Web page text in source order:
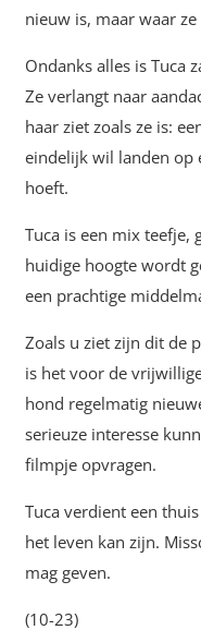
nieuw is, maar waar ze
Ondanks alles is Tuca
Ze verlangt naar
haar ziet zoals ze is:
eindelijk wil landen op
hoeft.
Tuca is een mix teefje,
huidige hoogte wordt
een prachtige
Zoals u ziet zijn dit de
is het voor de
hond regelmatig
serieuze interesse
filmpje opvragen.
Tuca verdient een
het leven kan zijn.
mag geven.
(10-23)